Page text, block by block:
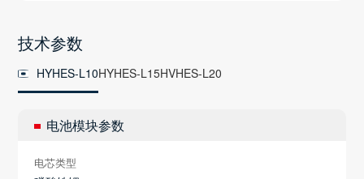
技术参数
HYHES-L10HYHES-L15HVHES-L20
电池模块参数
电芯类型